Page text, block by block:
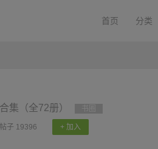
首页 分类
集（全72册）
帖子 19396
+ 加入